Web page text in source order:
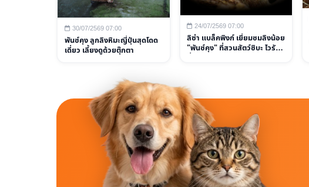
30/07/2569 07:00
พันช์คุง ลูกลิงหิมะญี่ปุ่นสุดโดด
เดี่ยว เลี้ยงดูด้วยตุ๊กตา
24/07/2569 07:00
ลิซ่า แบล็คพิงก์ เยี่ยมชมลิงน้อย
"พันช์คุง" ที่สวนสัตว์ชิบะ ไวรัล